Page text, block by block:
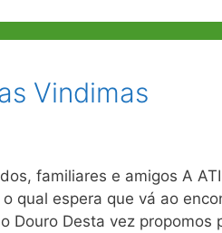
Vindimas
familiares e amigos A
qual espera que vá ao
Douro Desta vez propomos